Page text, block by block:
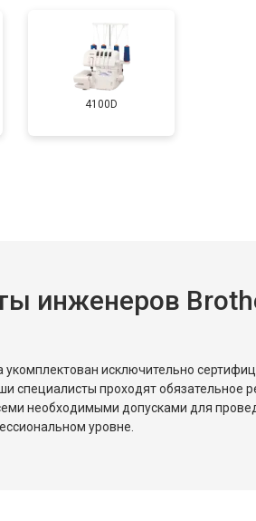
4100D
инженеров
укомплектован исключительно
специалисты проходят обязательное
необходимыми допусками для
уровне.